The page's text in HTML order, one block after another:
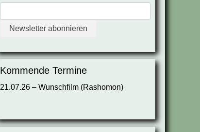
Kommende Termine
21.07.26 – Wunschfilm (Rashomon)